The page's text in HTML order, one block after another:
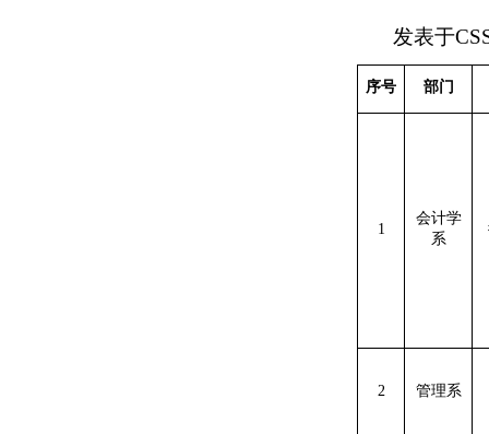
发表于
序号 部门
1
会计学
系
2 管理系